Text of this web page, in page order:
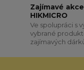
Zajímavé
HIKMICRO
Ve spolupráci s
vybrané
zajímavých